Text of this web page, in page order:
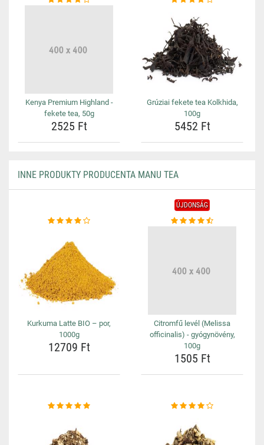
Kenya Premium Highland -
fekete tea, 50g
2525 Ft
Grúziai fekete tea Kolkhida,
100g
5452 Ft
INNE PRODUKTY PRODUCENTA MANU TEA
Kurkuma Latte BIO – por,
1000g
12709 Ft
ÚJDONSÁG
Citromfű levél (Melissa
officinalis) - gyógynövény,
100g
1505 Ft